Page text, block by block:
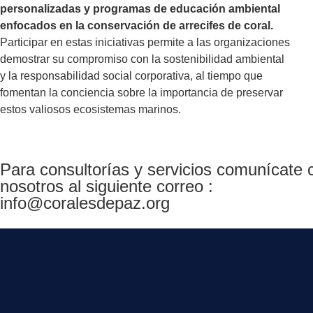
personalizadas y programas de educación ambiental
enfocados en la conservación de arrecifes de coral.
Participar en estas iniciativas permite a las organizaciones
demostrar su compromiso con la sostenibilidad ambiental
y la responsabilidad social corporativa, al tiempo que
fomentan la conciencia sobre la importancia de preservar
estos valiosos ecosistemas marinos.
Para consultorías y servicios comunícate
nosotros al siguiente correo :
info@coralesdepaz.org